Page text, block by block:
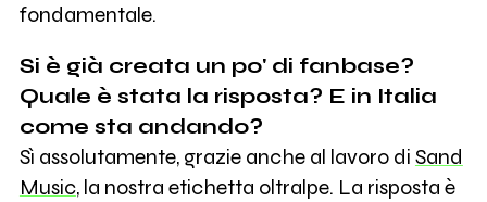
fondamentale.
Si è già creata un po' di fanbase?
Quale è stata la risposta? E in Italia
come sta andando?
Sì assolutamente, grazie anche al lavoro di Sand
Music, la nostra etichetta oltralpe. La risposta è